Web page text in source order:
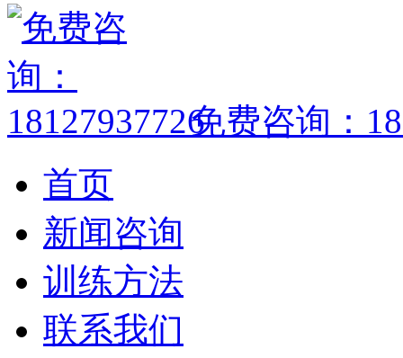
免费咨询：
首页
新闻咨询
训练方法
联系我们